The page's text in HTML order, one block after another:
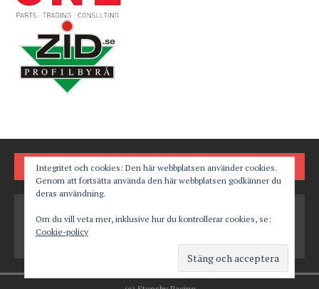
FÖLJ OSS PÅ
Integritet och cookies: Den här webbplatsen använder cookies.
Genom att fortsätta använda den här webbplatsen godkänner du
deras användning.
Om du vill veta mer, inklusive hur du kontrollerar cookies, se:
Cookie-policy